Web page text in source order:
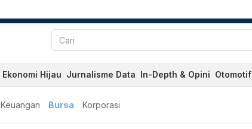
Ekonomi Hijau Jurnalisme Data In-Depth & Opini Otomotif
Keuangan Bursa Korporasi